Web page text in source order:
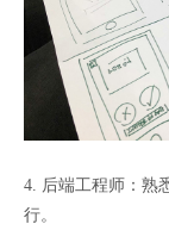
4. 后端工程师：熟
行。